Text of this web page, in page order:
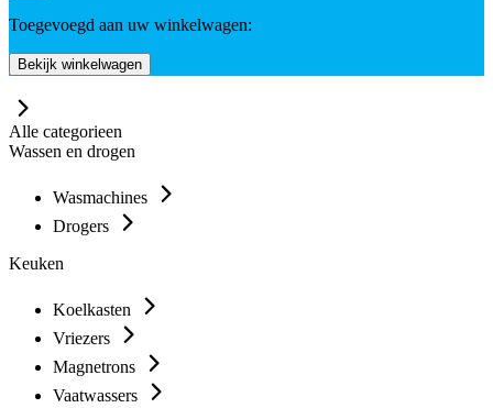
Toegevoegd aan uw winkelwagen:
Bekijk winkelwagen
Alle categorieen
Wassen en drogen
Wasmachines
Drogers
Keuken
Koelkasten
Vriezers
Magnetrons
Vaatwassers